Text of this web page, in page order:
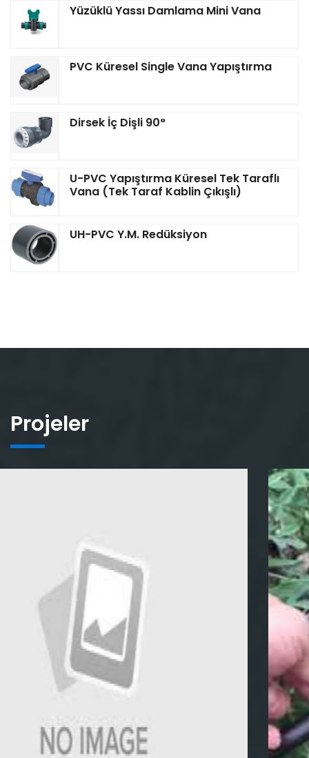
Yüzüklü Yassı Damlama Mini Vana
PVC Küresel Single Vana Yapıştırma
Dirsek İç Dişli 90°
U-PVC Yapıştırma Küresel Tek Taraflı
Vana (Tek Taraf Kablin Çıkışlı)
UH-PVC Y.M. Redüksiyon
Projeler